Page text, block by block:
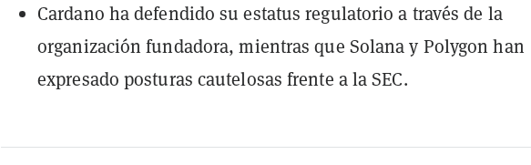
Cardano ha defendido su estatus regulatorio a través de la
organización fundadora, mientras que Solana y Polygon han
expresado posturas cautelosas frente a la SEC.